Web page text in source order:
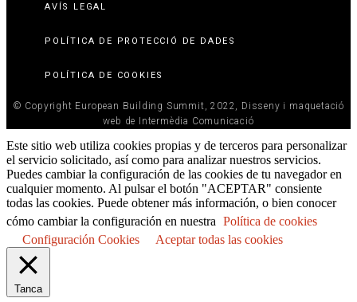
AVÍS LEGAL
POLÍTICA DE PROTECCIÓ DE DADES
POLÍTICA DE COOKIES
© Copyright European Building Summit, 2022, Disseny i maquetació
web de Intermèdia Comunicació
Este sitio web utiliza cookies propias y de terceros para personalizar
el servicio solicitado, así como para analizar nuestros servicios.
Puedes cambiar la configuración de las cookies de tu navegador en
cualquier momento. Al pulsar el botón "ACEPTAR" consiente
todas las cookies. Puede obtener más información, o bien conocer
cómo cambiar la configuración en nuestra Política de cookies
Configuración Cookies
Aceptar todas las cookies
Tanca